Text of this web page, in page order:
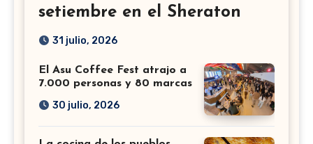
setiembre en el Sheraton
31 julio, 2026
El Asu Coffee Fest atrajo a
7.000 personas y 80 marcas
30 julio, 2026